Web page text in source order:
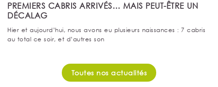
PREMIERS CABRIS ARRIVÉS… MAIS PEUT-ÊTRE UN
DÉCALAG
Hier et aujourd’hui, nous avons eu plusieurs naissances : 7 cabris
au total ce soir, et d’autres son
Toutes nos actualités